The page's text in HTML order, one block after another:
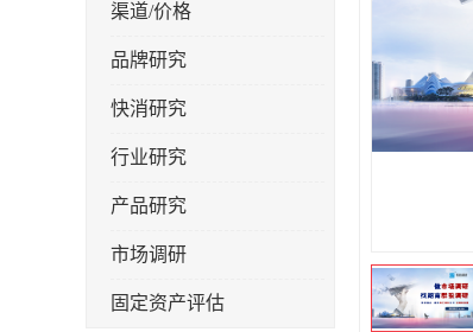
渠道/价格
品牌研究
快消研究
行业研究
产品研究
市场调研
固定资产评估